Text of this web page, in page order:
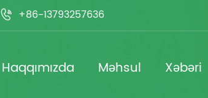
 +86-13793257636
Haqqımızda Məhsul Xəbəri